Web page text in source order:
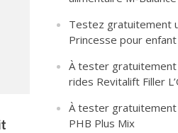
Testez gratuitement
Princesse pour
À tester gratuitement
rides Revitalift Filler
À tester
PHB Plus Mix